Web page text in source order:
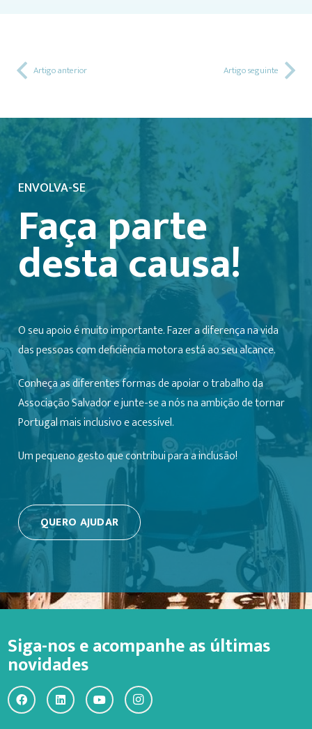
Artigo anterior Artigo seguinte
ENVOLVA-SE
Faça parte
desta causa!
O seu apoio é muito importante. Fazer a diferença na vida
das pessoas com deficiência motora está ao seu alcance.
Conheça as diferentes formas de apoiar o trabalho da
Associação Salvador e junte-se a nós na ambição de tornar
Portugal mais inclusivo e acessível.
Um pequeno gesto que contribui para a inclusão!
QUERO AJUDAR
Siga-nos e acompanhe as últimas
novidades